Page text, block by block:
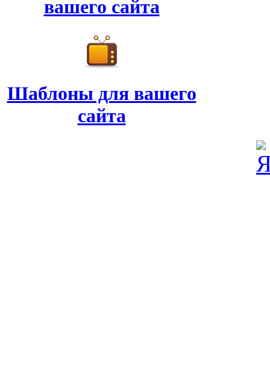
вашего сайта
Шаблоны для вашего
сайта